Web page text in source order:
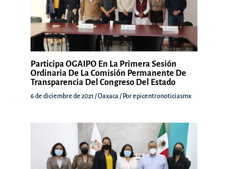
Participa OGAIPO En La Primera Sesión
Ordinaria De La Comisión Permanente De
Transparencia Del Congreso Del Estado
6 de diciembre de 2021 /Oaxaca / Porepicentronoticiasmx